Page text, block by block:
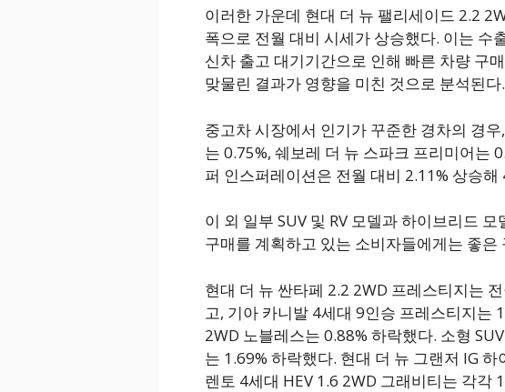
이러한 가운데 현대 더 뉴 팰리세이드 2.2
폭으로 전월 대비 시세가 상승했다. 이는 수
신차 출고 대기기간으로 인해 빠른 차량 구
맞물린 결과가 영향을 미친 것으로 분석된다.
중고차 시장에서 인기가 꾸준한 경차의 경
는 0.75%, 쉐보레 더 뉴 스파크 프리미어는
퍼 인스퍼레이션은 전월 대비 2.11% 상승
이 외 일부 SUV 및 RV 모델과 하이브리드
구매를 계획하고 있는 소비자들에게는 좋은
현대 더 뉴 싼타페 2.2 2WD 프레스티지는
고, 기아 카니발 4세대 9인승 프레스티지는
2WD 노블레스는 0.88% 하락했다. 소형
는 1.69% 하락했다. 현대 더 뉴 그랜저 IG
렌토 4세대 HEV 1.6 2WD 그래비티는 각각